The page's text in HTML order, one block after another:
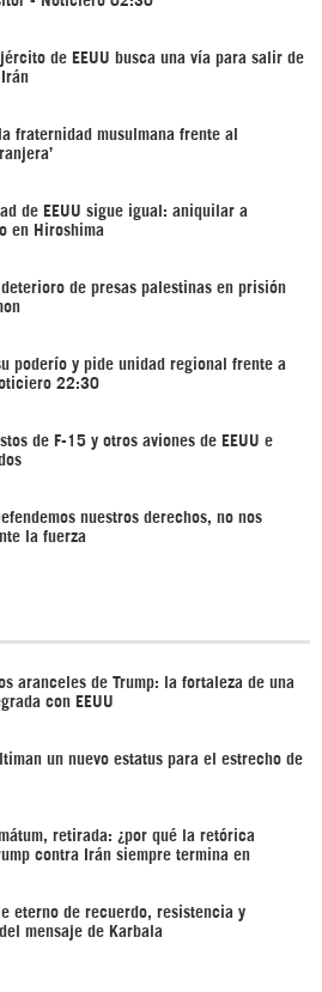
de EEUU busca una vía para salir de
Irán
fraternidad musulmana frente al
de EEUU sigue igual: aniquilar a
en Hiroshima
de presas palestinas en prisión
poderío y pide unidad regional frente a
22:30
de F-15 y otros aviones de EEUU e
nuestros derechos, no nos
la fuerza
aranceles de Trump: la fortaleza de una
con EEUU
un nuevo estatus para el estrecho de
retirada: ¿por qué la retórica
contra Irán siempre termina en
eterno de recuerdo, resistencia y
mensaje de Karbala